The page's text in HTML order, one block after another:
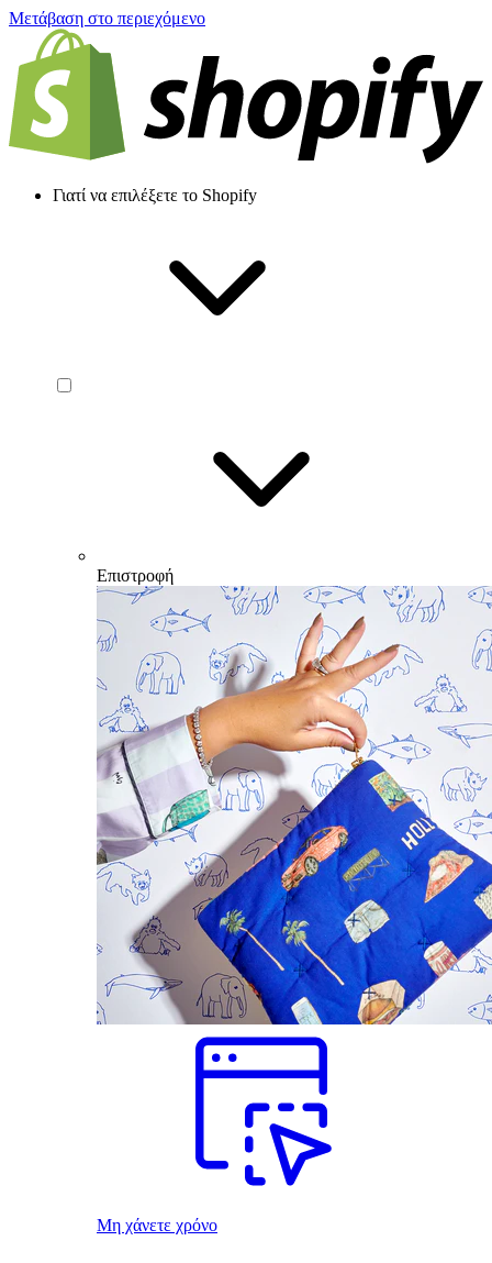
Μετάβαση στο περιεχόμενο
Γιατί να επιλέξετε το Shopify
Επιστροφή
Μη χάνετε χρόνο